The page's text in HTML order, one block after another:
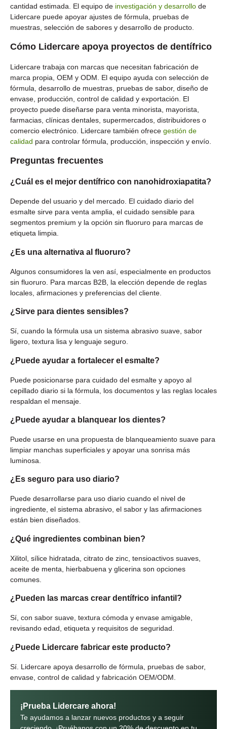
cantidad estimada. El equipo de investigación y desarrollo de
Lidercare puede apoyar ajustes de fórmula, pruebas de
muestras, selección de sabores y desarrollo de producto.
Cómo Lidercare apoya proyectos de dentífrico
Lidercare trabaja con marcas que necesitan fabricación de
marca propia, OEM y ODM. El equipo ayuda con selección de
fórmula, desarrollo de muestras, pruebas de sabor, diseño de
envase, producción, control de calidad y exportación. El
proyecto puede diseñarse para venta minorista, mayorista,
farmacias, clínicas dentales, supermercados, distribuidores o
comercio electrónico. Lidercare también ofrece gestión de
calidad para controlar fórmula, producción, inspección y envío.
Preguntas frecuentes
¿Cuál es el mejor dentífrico con nanohidroxiapatita?
Depende del usuario y del mercado. El cuidado diario del
esmalte sirve para venta amplia, el cuidado sensible para
segmentos premium y la opción sin fluoruro para marcas de
etiqueta limpia.
¿Es una alternativa al fluoruro?
Algunos consumidores la ven así, especialmente en productos
sin fluoruro. Para marcas B2B, la elección depende de reglas
locales, afirmaciones y preferencias del cliente.
¿Sirve para dientes sensibles?
Sí, cuando la fórmula usa un sistema abrasivo suave, sabor
ligero, textura lisa y lenguaje seguro.
¿Puede ayudar a fortalecer el esmalte?
Puede posicionarse para cuidado del esmalte y apoyo al
cepillado diario si la fórmula, los documentos y las reglas locales
respaldan el mensaje.
¿Puede ayudar a blanquear los dientes?
Puede usarse en una propuesta de blanqueamiento suave para
limpiar manchas superficiales y apoyar una sonrisa más
luminosa.
¿Es seguro para uso diario?
Puede desarrollarse para uso diario cuando el nivel de
ingrediente, el sistema abrasivo, el sabor y las afirmaciones
están bien diseñados.
¿Qué ingredientes combinan bien?
Xilitol, sílice hidratada, citrato de zinc, tensioactivos suaves,
aceite de menta, hierbabuena y glicerina son opciones
comunes.
¿Pueden las marcas crear dentífrico infantil?
Sí, con sabor suave, textura cómoda y envase amigable,
revisando edad, etiqueta y requisitos de seguridad.
¿Puede Lidercare fabricar este producto?
Sí. Lidercare apoya desarrollo de fórmula, pruebas de sabor,
envase, control de calidad y fabricación OEM/ODM.
¡Prueba Lidercare ahora!
Te ayudamos a lanzar nuevos productos y a seguir